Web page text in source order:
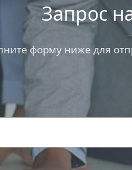
Запрос
форму ниже для